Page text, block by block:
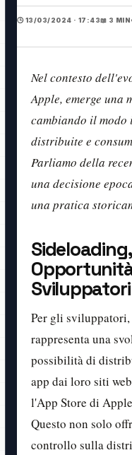
🕒 13/03/2024 · 17:43📖 3 MIN
Nel contesto
Apple, emerge una
cambiando il modo
distribuite e
Parliamo della
una decisione
una pratica
Sviluppatori
Per gli
rappresenta una
possibilità di
app dai loro siti
l'App Store di
Questo non solo
controllo sulla